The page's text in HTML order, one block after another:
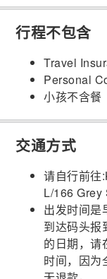
行程不包含
Travel
Personal
小孩不含餐
交通方式
请自行前往
L/166
出发时间是
到达码头报
的日期，请
时间，因为